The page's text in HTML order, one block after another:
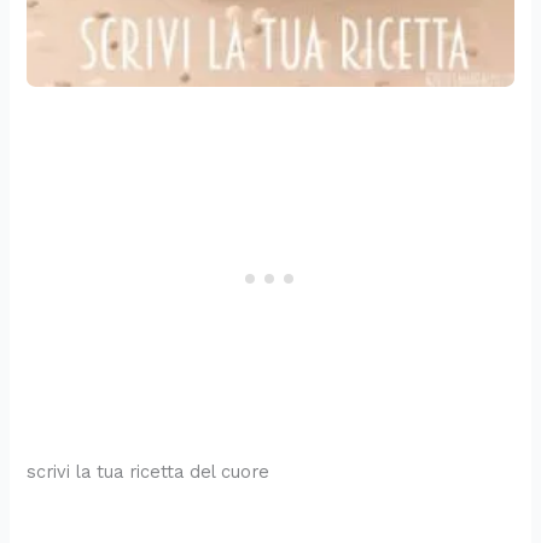
scrivi la tua ricetta del cuore